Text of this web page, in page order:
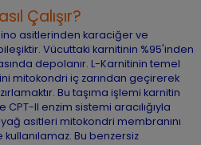
Çalışır?
asitlerinden karaciğer ve
Vücuttaki karnitinin %95'inden
depolanır. L-Karnitinin temel
mitokondri iç zarından geçirerek
Bu taşıma işlemi karnitin
II enzim sistemi aracılığıyla
asitleri mitokondri membranını
Bu benzersiz